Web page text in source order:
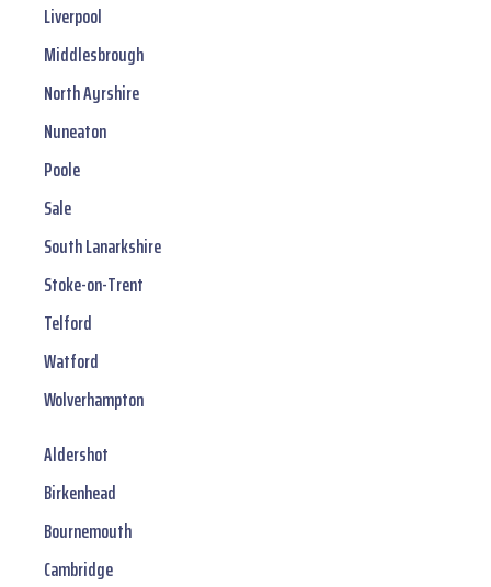
Liverpool
Middlesbrough
North Ayrshire
Nuneaton
Poole
Sale
South Lanarkshire
Stoke-on-Trent
Telford
Watford
Wolverhampton
Aldershot
Birkenhead
Bournemouth
Cambridge